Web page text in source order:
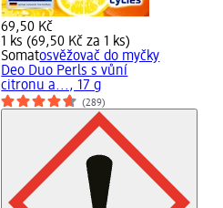
69,50 Kč
1 ks (69,50 Kč za 1 ks)
Somatosvěžovač do myčky
Deo Duo Perls s vůní
citronu a..., 17 g
(289)